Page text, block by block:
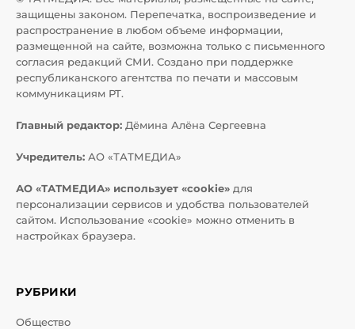
защищены законом. Перепечатка, воспроизведение и
распространение в любом объеме информации,
размещенной на сайте, возможна только с письменного
согласия редакций СМИ. Создано при поддержке
республиканского агентства по печати и массовым
коммуникациям РТ.
Главный редактор: Дёмина Алёна Сергеевна
Учредитель: АО «ТАТМЕДИА»
АО «ТАТМЕДИА» использует «cookie» для
персонализации сервисов и удобства пользователей
сайтом. Использование «cookie» можно отменить в
настройках браузера.
РУБРИКИ
Общество